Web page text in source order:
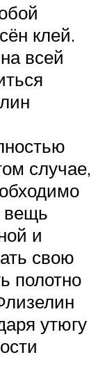
клей.
всей
случае,
вещь
и
свою
полотно
утюгу